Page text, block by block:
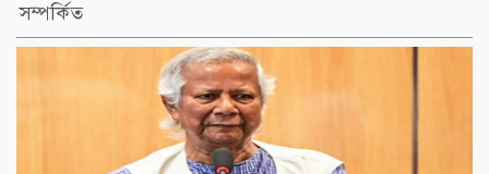
সম্পর্কিত